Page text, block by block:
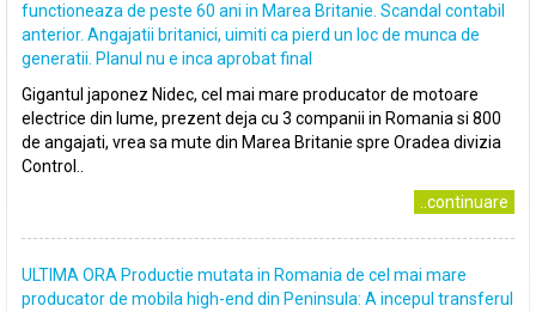
functioneaza de peste 60 ani in Marea Britanie. Scandal contabil
anterior. Angajatii britanici, uimiti ca pierd un loc de munca de
generatii. Planul nu e inca aprobat final
Gigantul japonez Nidec, cel mai mare producator de motoare
electrice din lume, prezent deja cu 3 companii in Romania si 800
de angajati, vrea sa mute din Marea Britanie spre Oradea divizia
Control..
..continuare
ULTIMA ORA Productie mutata in Romania de cel mai mare
producator de mobila high-end din Peninsula: A incepul transferul